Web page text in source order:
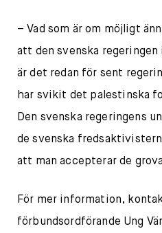
– Vad som är om möjligt
att den svenska regeringen
är det redan för sent
har svikit det palestinska
Den svenska regeringens
de svenska
att man accepterar de
För mer information,
förbundsordförande Ung